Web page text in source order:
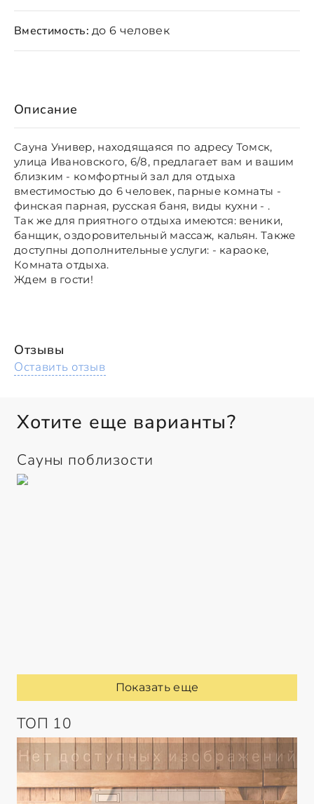
Описание
Сауна Универ, находящаяся по адресу Томск,
улица Ивановского, 6/8, предлагает вам и вашим
близким - комфортный зал для отдыха
вместимостью до 6 человек, парные комнаты -
финская парная, русская баня, виды кухни - .
Так же для приятного отдыха имеются: веники,
банщик, оздоровительный массаж, кальян. Также
доступны дополнительные услуги: - караоке,
Комната отдыха.
Ждем в гости!
Вместимость: до 6 человек
Отзывы
Оставить отзыв
Хотите еще варианты?
Сауны поблизости
Показать еще
ТОП 10